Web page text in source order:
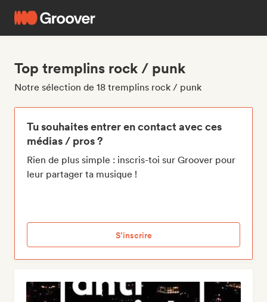
Top tremplins rock / punk
Notre sélection de 18 tremplins rock / punk
Tu souhaites entrer en contact avec ces
médias / pros ?
Rien de plus simple : inscris-toi sur Groover pour
leur partager ta musique !
S’inscrire